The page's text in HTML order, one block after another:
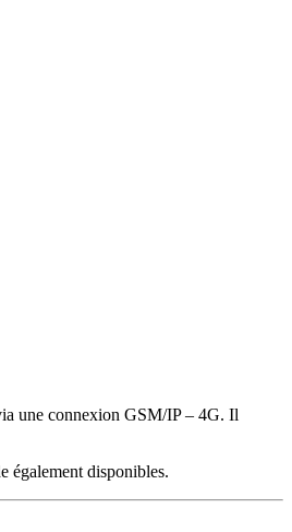
une connexion GSM/IP – 4G. Il
également disponibles.